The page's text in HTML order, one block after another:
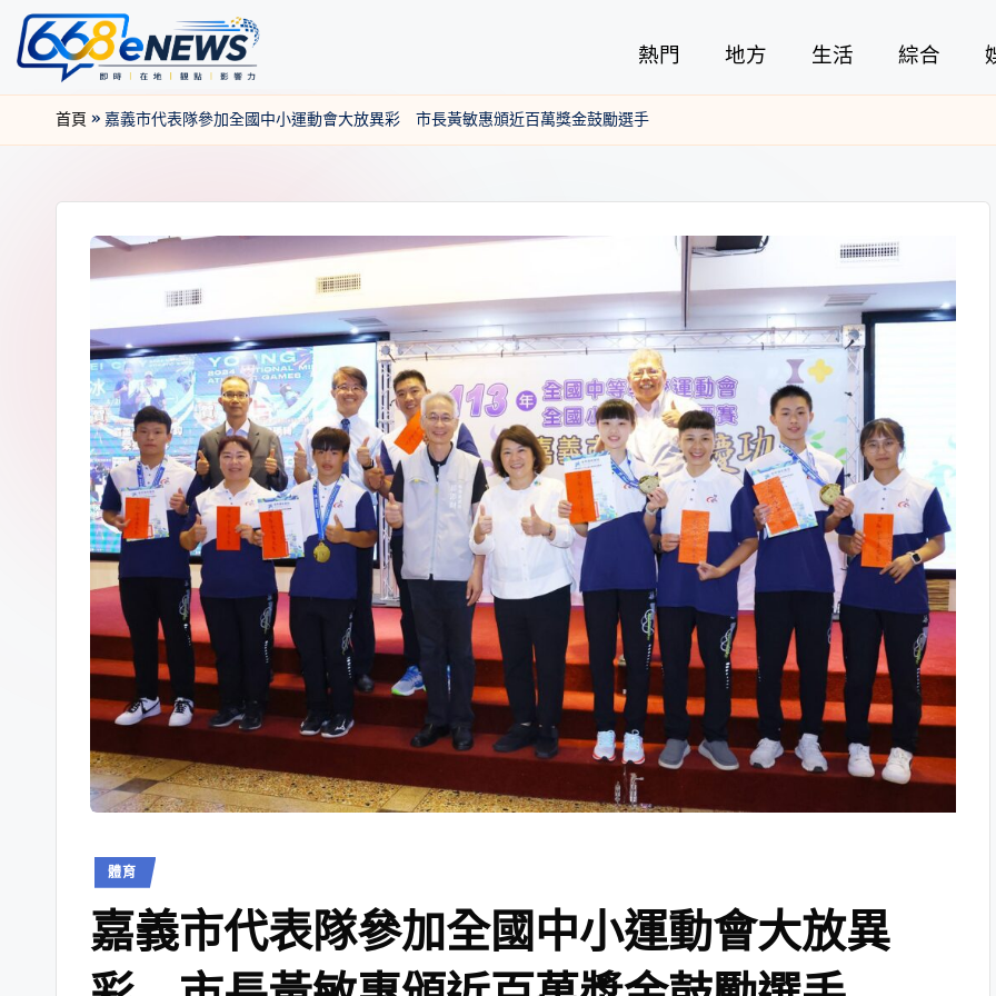
熱門 地方 生活 綜合
首頁 » 嘉義市代表隊參加全國中小運動會大放異彩 市長黃敏惠頒近百萬獎金鼓勵選手
體育
嘉義市代表隊參加全國中小運動會大放異